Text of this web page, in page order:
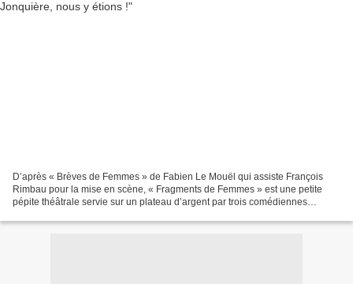
D’après « Brèves de Femmes » de Fabien Le Mouël qui assiste François
Rimbau pour la mise en scène, « Fragments de Femmes » est une petite
pépite théâtrale servie sur un plateau d’argent par trois comédiennes